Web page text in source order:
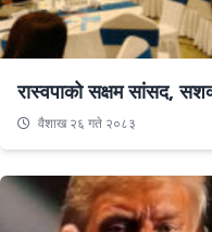
रास्वपाको सक्षम सांसद,
वैशाख २६ गते २०८३